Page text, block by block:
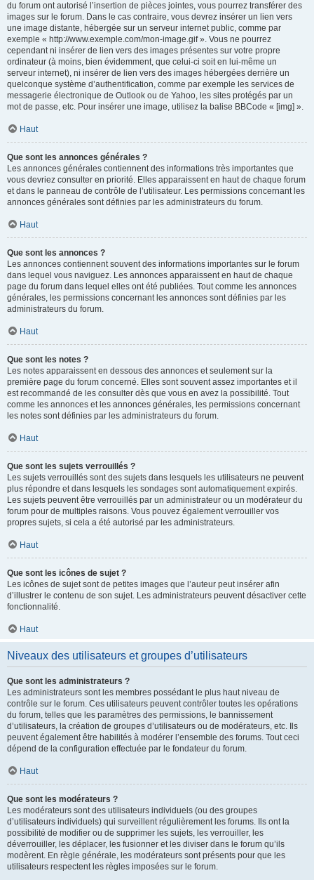
du forum ont autorisé l’insertion de pièces jointes, vous pourrez transférer des
images sur le forum. Dans le cas contraire, vous devrez insérer un lien vers
une image distante, hébergée sur un serveur internet public, comme par
exemple « http://www.exemple.com/mon-image.gif ». Vous ne pourrez
cependant ni insérer de lien vers des images présentes sur votre propre
ordinateur (à moins, bien évidemment, que celui-ci soit en lui-même un
serveur internet), ni insérer de lien vers des images hébergées derrière un
quelconque système d’authentification, comme par exemple les services de
messagerie électronique de Outlook ou de Yahoo, les sites protégés par un
mot de passe, etc. Pour insérer une image, utilisez la balise BBCode « [img] ».
Haut
Que sont les annonces générales ?
Les annonces générales contiennent des informations très importantes que
vous devriez consulter en priorité. Elles apparaissent en haut de chaque forum
et dans le panneau de contrôle de l’utilisateur. Les permissions concernant les
annonces générales sont définies par les administrateurs du forum.
Haut
Que sont les annonces ?
Les annonces contiennent souvent des informations importantes sur le forum
dans lequel vous naviguez. Les annonces apparaissent en haut de chaque
page du forum dans lequel elles ont été publiées. Tout comme les annonces
générales, les permissions concernant les annonces sont définies par les
administrateurs du forum.
Haut
Que sont les notes ?
Les notes apparaissent en dessous des annonces et seulement sur la
première page du forum concerné. Elles sont souvent assez importantes et il
est recommandé de les consulter dès que vous en avez la possibilité. Tout
comme les annonces et les annonces générales, les permissions concernant
les notes sont définies par les administrateurs du forum.
Haut
Que sont les sujets verrouillés ?
Les sujets verrouillés sont des sujets dans lesquels les utilisateurs ne peuvent
plus répondre et dans lesquels les sondages sont automatiquement expirés.
Les sujets peuvent être verrouillés par un administrateur ou un modérateur du
forum pour de multiples raisons. Vous pouvez également verrouiller vos
propres sujets, si cela a été autorisé par les administrateurs.
Haut
Que sont les icônes de sujet ?
Les icônes de sujet sont de petites images que l’auteur peut insérer afin
d’illustrer le contenu de son sujet. Les administrateurs peuvent désactiver cette
fonctionnalité.
Haut
Niveaux des utilisateurs et groupes d’utilisateurs
Que sont les administrateurs ?
Les administrateurs sont les membres possédant le plus haut niveau de
contrôle sur le forum. Ces utilisateurs peuvent contrôler toutes les opérations
du forum, telles que les paramètres des permissions, le bannissement
d’utilisateurs, la création de groupes d’utilisateurs ou de modérateurs, etc. Ils
peuvent également être habilités à modérer l’ensemble des forums. Tout ceci
dépend de la configuration effectuée par le fondateur du forum.
Haut
Que sont les modérateurs ?
Les modérateurs sont des utilisateurs individuels (ou des groupes
d’utilisateurs individuels) qui surveillent régulièrement les forums. Ils ont la
possibilité de modifier ou de supprimer les sujets, les verrouiller, les
déverrouiller, les déplacer, les fusionner et les diviser dans le forum qu’ils
modèrent. En règle générale, les modérateurs sont présents pour que les
utilisateurs respectent les règles imposées sur le forum.